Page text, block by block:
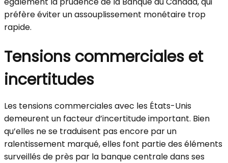
préfère éviter un assouplissement monétaire trop
rapide.
Tensions commerciales et
incertitudes
Les tensions commerciales avec les États-Unis
demeurent un facteur d’incertitude important. Bien
qu’elles ne se traduisent pas encore par un
ralentissement marqué, elles font partie des éléments
surveillés de près par la banque centrale dans ses